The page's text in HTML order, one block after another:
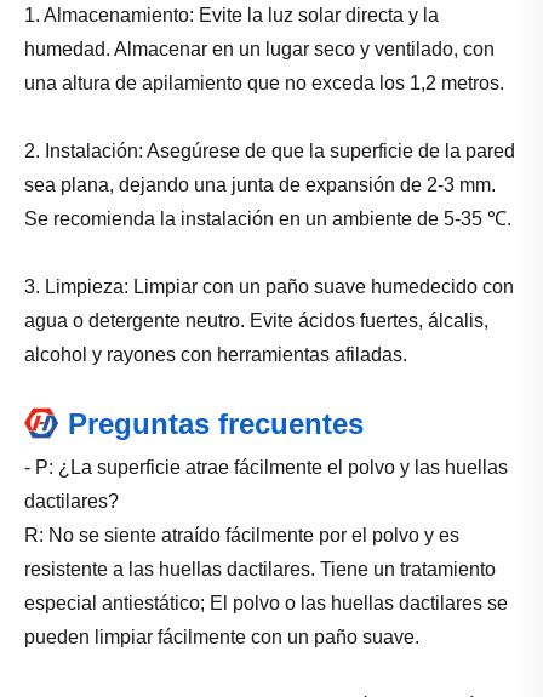
1. Almacenamiento: Evite la luz solar directa y la
humedad. Almacenar en un lugar seco y ventilado, con
una altura de apilamiento que no exceda los 1,2 metros.
2. Instalación: Asegúrese de que la superficie de la pared
sea plana, dejando una junta de expansión de 2-3 mm.
Se recomienda la instalación en un ambiente de 5-35 ℃.
3. Limpieza: Limpiar con un paño suave humedecido con
agua o detergente neutro. Evite ácidos fuertes, álcalis,
alcohol y rayones con herramientas afiladas.
Preguntas frecuentes
- P: ¿La superficie atrae fácilmente el polvo y las huellas
dactilares?
R: No se siente atraído fácilmente por el polvo y es
resistente a las huellas dactilares. Tiene un tratamiento
especial antiestático; El polvo o las huellas dactilares se
pueden limpiar fácilmente con un paño suave.